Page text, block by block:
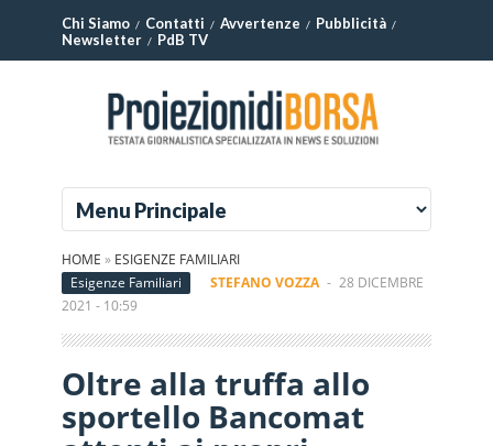
Chi Siamo Contatti Avvertenze
Pubblicità
Newsletter
PdB TV
HOME » ESIGENZE FAMILIARI
Esigenze Familiari
STEFANO VOZZA - 28 DICEMBRE
2021 - 10:59
Oltre alla truffa allo
sportello Bancomat